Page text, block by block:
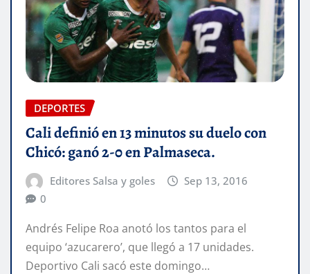
DEPORTES
Cali definió en 13 minutos su duelo con
Chicó: ganó 2-0 en Palmaseca.
Editores Salsa y goles
Sep 13, 2016
0
Andrés Felipe Roa anotó los tantos para el
equipo ‘azucarero’, que llegó a 17 unidades.
Deportivo Cali sacó este domingo…